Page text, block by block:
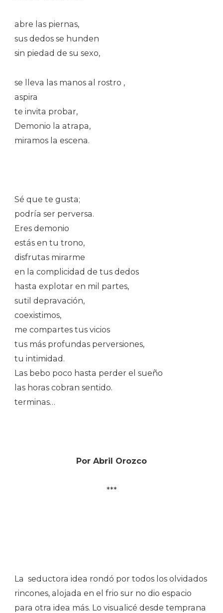
abre las piernas,
sus dedos se hunden
sin piedad de su sexo,
se lleva las manos al rostro ,
aspira
te invita probar,
Demonio la atrapa,
miramos la escena.
Sé que te gusta;
podría ser perversa.
Eres demonio
estás en tu trono,
disfrutas mirarme
en la complicidad de tus dedos
hasta explotar en mil partes,
sutil depravación,
coexistimos,
me compartes tus vicios
tus más profundas perversiones,
tu intimidad.
Las bebo poco hasta perder el sueño
las horas cobran sentido.
terminas…
Por Abril Orozco
***
La seductora idea rondó por todos los olvidados
rincones, alojada en el frio sur no dio espacio
para otra idea más. Lo visualicé desde temprana